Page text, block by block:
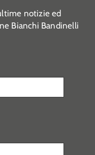
notizie ed
Bianchi Bandinelli